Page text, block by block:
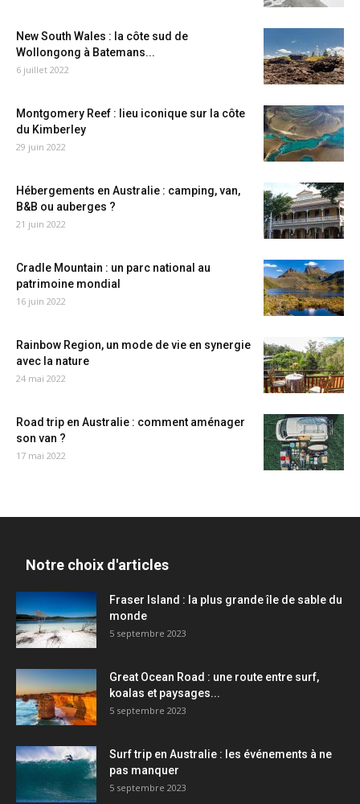
New South Wales : la côte sud de
Wollongong à Batemans...
6 juillet 2022
Montgomery Reef : lieu iconique sur la côte
du Kimberley
29 juin 2022
Hébergements en Australie : camping, van,
B&B ou auberges ?
21 juin 2022
Cradle Mountain : un parc national au
patrimoine mondial
16 juin 2022
Rainbow Region, un mode de vie en synergie
avec la nature
24 mai 2022
Road trip en Australie : comment aménager
son van ?
17 mai 2022
Notre choix d'articles
Fraser Island : la plus grande île de sable du
monde
5 septembre 2023
Great Ocean Road : une route entre surf,
koalas et paysages...
5 septembre 2023
Surf trip en Australie : les événements à ne
pas manquer
5 septembre 2023